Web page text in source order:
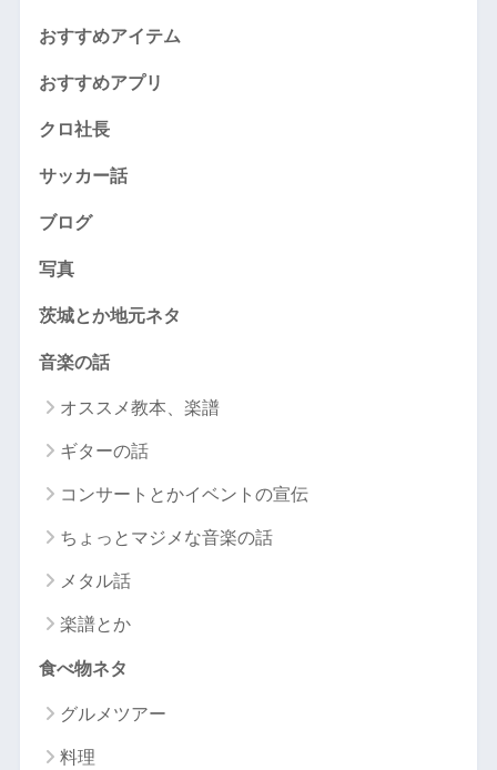
おすすめアイテム
おすすめアプリ
クロ社長
サッカー話
ブログ
写真
茨城とか地元ネタ
音楽の話
オススメ教本、楽譜
ギターの話
コンサートとかイベントの宣伝
ちょっとマジメな音楽の話
メタル話
楽譜とか
食べ物ネタ
グルメツアー
料理